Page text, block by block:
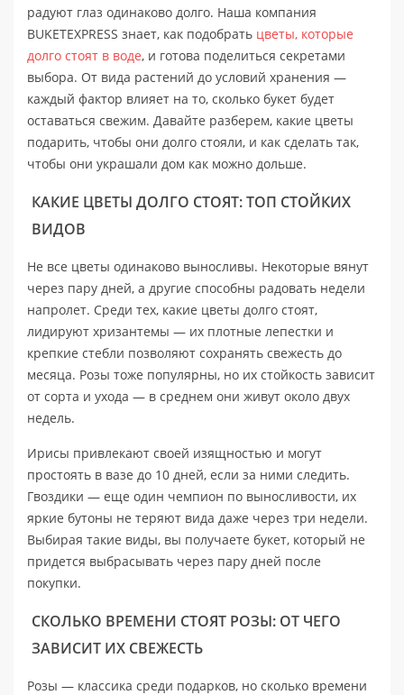
радуют глаз одинаково долго. Наша компания
BUKETEXPRESS знает, как подобрать цветы, которые
долго стоят в воде, и готова поделиться секретами
выбора. От вида растений до условий хранения —
каждый фактор влияет на то, сколько букет будет
оставаться свежим. Давайте разберем, какие цветы
подарить, чтобы они долго стояли, и как сделать так,
чтобы они украшали дом как можно дольше.
КАКИЕ ЦВЕТЫ ДОЛГО СТОЯТ: ТОП СТОЙКИХ
ВИДОВ
Не все цветы одинаково выносливы. Некоторые вянут
через пару дней, а другие способны радовать недели
напролет. Среди тех, какие цветы долго стоят,
лидируют хризантемы — их плотные лепестки и
крепкие стебли позволяют сохранять свежесть до
месяца. Розы тоже популярны, но их стойкость зависит
от сорта и ухода — в среднем они живут около двух
недель.
Ирисы привлекают своей изящностью и могут
простоять в вазе до 10 дней, если за ними следить.
Гвоздики — еще один чемпион по выносливости, их
яркие бутоны не теряют вида даже через три недели.
Выбирая такие виды, вы получаете букет, который не
придется выбрасывать через пару дней после
покупки.
СКОЛЬКО ВРЕМЕНИ СТОЯТ РОЗЫ: ОТ ЧЕГО
ЗАВИСИТ ИХ СВЕЖЕСТЬ
Розы — классика среди подарков, но сколько времени